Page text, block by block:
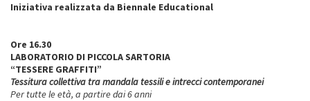
Iniziativa realizzata da Biennale Educational
Ore 16.30
LABORATORIO DI PICCOLA SARTORIA
“TESSERE GRAFFITI”
Tessitura collettiva tra mandala tessili e intrecci contemporanei
Per tutte le età, a partire dai 6 anni